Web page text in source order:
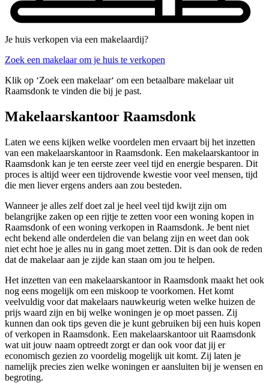
Je huis verkopen via een makelaardij?
Zoek een makelaar om je huis te verkopen
Klik op ‘Zoek een makelaar‘ om een betaalbare makelaar uit
Raamsdonk te vinden die bij je past.
Makelaarskantoor Raamsdonk
Laten we eens kijken welke voordelen men ervaart bij het inzetten
van een makelaarskantoor in Raamsdonk. Een makelaarskantoor in
Raamsdonk kan je ten eerste zeer veel tijd en energie besparen. Dit
proces is altijd weer een tijdrovende kwestie voor veel mensen, tijd
die men liever ergens anders aan zou besteden.
Wanneer je alles zelf doet zal je heel veel tijd kwijt zijn om
belangrijke zaken op een rijtje te zetten voor een woning kopen in
Raamsdonk of een woning verkopen in Raamsdonk. Je bent niet
echt bekend alle onderdelen die van belang zijn en weet dan ook
niet echt hoe je alles nu in gang moet zetten. Dit is dan ook de reden
dat de makelaar aan je zijde kan staan om jou te helpen.
Het inzetten van een makelaarskantoor in Raamsdonk maakt het ook
nog eens mogelijk om een miskoop te voorkomen. Het komt
veelvuldig voor dat makelaars nauwkeurig weten welke huizen de
prijs waard zijn en bij welke woningen je op moet passen. Zij
kunnen dan ook tips geven die je kunt gebruiken bij een huis kopen
of verkopen in Raamsdonk. Een makelaarskantoor uit Raamsdonk
wat uit jouw naam optreedt zorgt er dan ook voor dat jij er
economisch gezien zo voordelig mogelijk uit komt. Zij laten je
namelijk precies zien welke woningen er aansluiten bij je wensen en
begroting.